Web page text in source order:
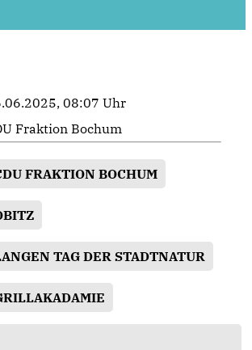
08:07 Uhr
Fraktion Bochum
FRAKTION BOCHUM
TAG DER STADTNATUR